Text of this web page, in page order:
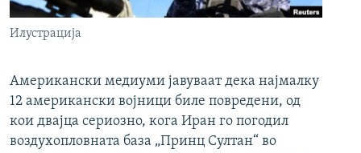
Илустрација
Американски медиуми јавуваат дека најмалку
12 американски војници биле повредени, од
кои двајца сериозно, кога Иран го погодил
воздухопловната база „Принц Султан“ во